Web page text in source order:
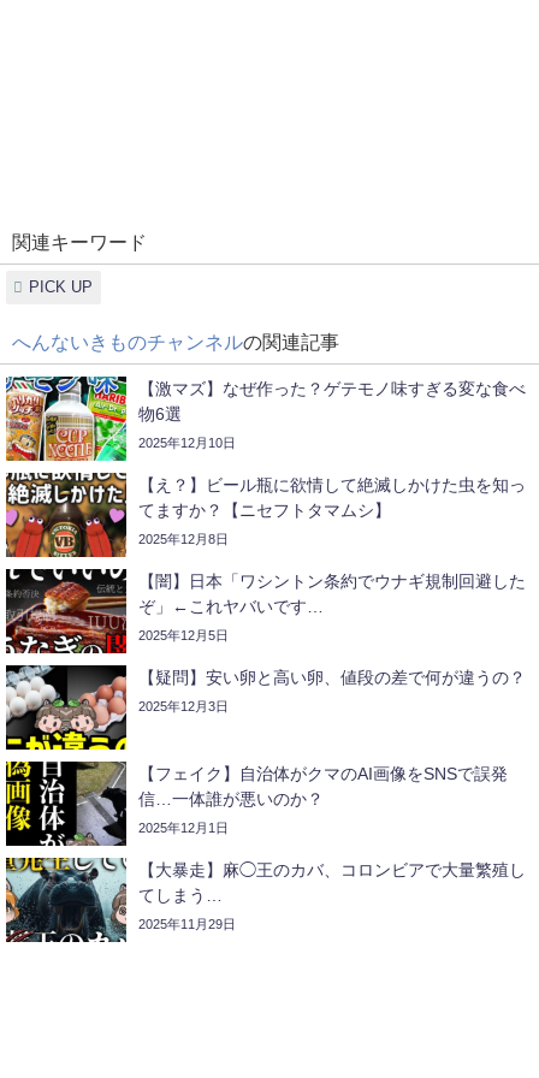
関連キーワード
PICK UP
へんないきものチャンネルの関連記事
【激マズ】なぜ作った？ゲテモノ味すぎる変な食べ
物6選
2025年12月10日
【え？】ビール瓶に欲情して絶滅しかけた虫を知っ
てますか？【ニセフトタマムシ】
2025年12月8日
【闇】日本「ワシントン条約でウナギ規制回避した
ぞ」←これヤバいです…
2025年12月5日
【疑問】安い卵と高い卵、値段の差で何が違うの？
2025年12月3日
【フェイク】自治体がクマのAI画像をSNSで誤発
信…一体誰が悪いのか？
2025年12月1日
【大暴走】麻◯王のカバ、コロンビアで大量繁殖し
てしまう…
2025年11月29日